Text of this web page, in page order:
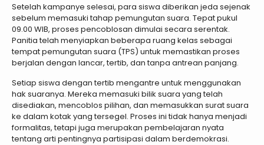
Setelah kampanye selesai, para siswa diberikan jeda sejenak
sebelum memasuki tahap pemungutan suara. Tepat pukul
09.00 WIB, proses pencoblosan dimulai secara serentak.
Panitia telah menyiapkan beberapa ruang kelas sebagai
tempat pemungutan suara (TPS) untuk memastikan proses
berjalan dengan lancar, tertib, dan tanpa antrean panjang.
​Setiap siswa dengan tertib mengantre untuk menggunakan
hak suaranya. Mereka memasuki bilik suara yang telah
disediakan, mencoblos pilihan, dan memasukkan surat suara
ke dalam kotak yang tersegel. Proses ini tidak hanya menjadi
formalitas, tetapi juga merupakan pembelajaran nyata
tentang arti pentingnya partisipasi dalam berdemokrasi.